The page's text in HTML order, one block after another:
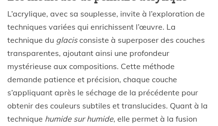
L’acrylique, avec sa souplesse, invite à l’exploration de
techniques variées qui enrichissent l’œuvre. La
technique du glacisconsiste à superposer des couches
transparentes, ajoutant ainsi une profondeur
mystérieuse aux compositions. Cette méthode
demande patience et précision, chaque couche
s’appliquant après le séchage de la précédente pour
obtenir des couleurs subtiles et translucides. Quant à la
technique humide sur humide, elle permet à la fusion